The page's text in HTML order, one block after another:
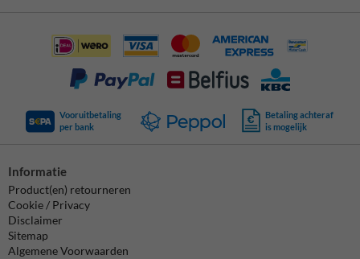
Vooruitbetaling
per bank
Betaling achteraf
is mogelijk
Informatie
Product(en) retourneren
Cookie / Privacy
Disclaimer
Sitemap
Algemene Voorwaarden